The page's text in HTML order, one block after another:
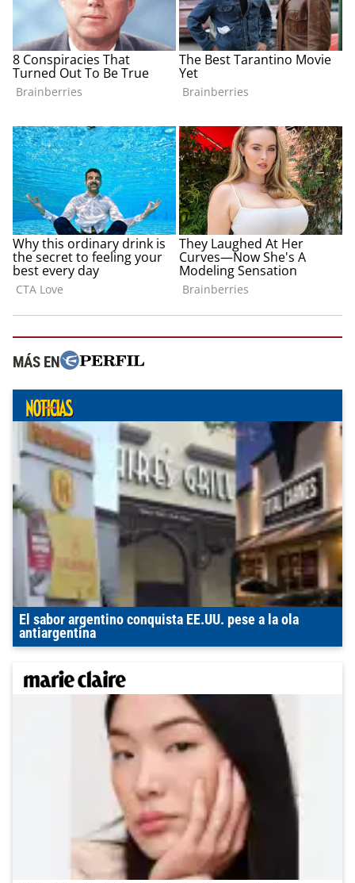
MÁS EN
El sabor argentino conquista EE.UU. pese a la ola
antiargentina